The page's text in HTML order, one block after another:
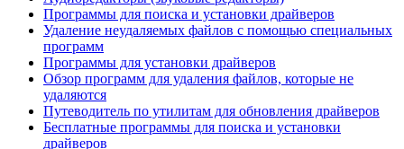
Программы для поиска и установки драйверов
Удаление неудаляемых файлов с помощью специальных
программ
Программы для установки драйверов
Обзор программ для удаления файлов, которые не
удаляются
Путеводитель по утилитам для обновления драйверов
Бесплатные программы для поиска и установки
драйверов